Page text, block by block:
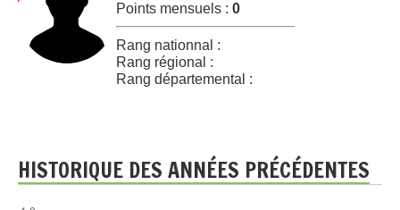
Points mensuels : 0
Rang nationnal :
Rang régional :
Rang départemental :
HISTORIQUE DES ANNÉES PRÉCÉDENTES